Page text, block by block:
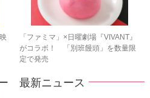
「ファミマ」×日曜劇場『VIVANT』
がコラボ！ 「別班饅頭」を数量限
定で発売
最新ニュース